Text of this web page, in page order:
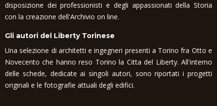
disposizione dei professionisti e degli appassionati della Storia
con la creazione dell'Archivio on line.
Gli autori del Liberty Torinese
Una selezione di architetti e ingegneri presenti a Torino fra Otto e
Novecento che hanno reso Torino la Citta del Liberty. All'interno
delle schede, dedicate ai singoli autori, sono riportati i progetti
originali e le fotografie attuali degli edifici.